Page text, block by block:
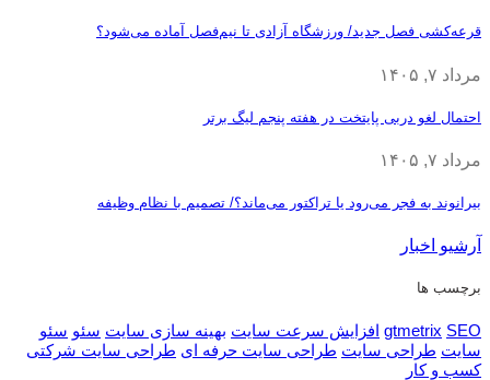
قرعه‎‌کشی فصل جدید/ ورزشگاه آزادی تا نیم‌فصل آماده می‌شود؟
مرداد ۷, ۱۴۰۵
احتمال لغو دربی پایتخت در هفته پنجم لیگ برتر
مرداد ۷, ۱۴۰۵
بیرانوند به فجر می‌رود یا تراکتور می‌ماند؟/ تصمیم با نظام وظیفه
آرشیو اخبار
برچسب ها
gtmetrix SEO افزایش سرعت سایت بهینه سازی سایت سئو سئو
سایت طراحی سایت طراحی سایت حرفه ای طراحی سایت شرکتی
کسب و کار